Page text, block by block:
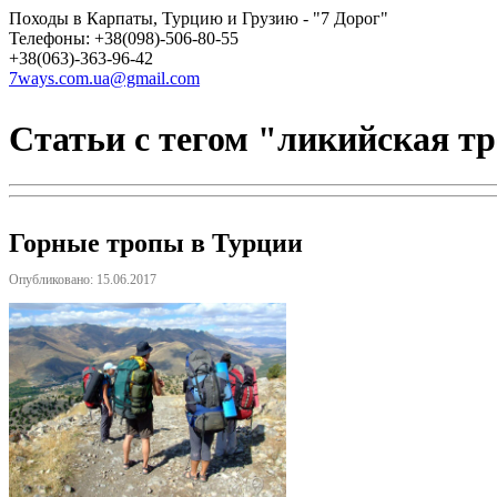
Походы в Карпаты, Турцию и Грузию - "7 Дорог"
Телефоны: +38(098)-506-80-55
+38(063)-363-96-42
7ways.com.ua@gmail.com
Статьи с тегом "ликийская
Горные тропы в Турции
Опубликовано: 15.06.2017